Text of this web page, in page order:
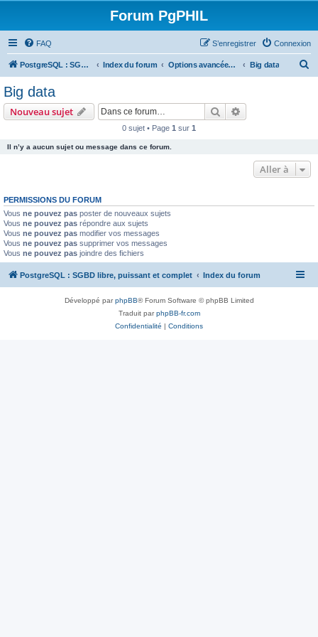
Forum PgPHIL
FAQ Connexion
S’enregistrer
PostgreSQL : SGBD libre, puissant et complet Index du forum Options avancées de PostgreSQL et outils tiers Big data
Big data
Nouveau sujet Rechercher
0 sujet • Page 1 sur 1
Il n’y a aucun sujet ou message dans ce forum.
Aller à
PERMISSIONS DU FORUM
Vous ne pouvez pas poster de nouveaux sujets
Vous ne pouvez pas répondre aux sujets
Vous ne pouvez pas modifier vos messages
Vous ne pouvez pas supprimer vos messages
Vous ne pouvez pas joindre des fichiers
PostgreSQL : SGBD libre, puissant et complet Index du forum
Développé parphpBB® Forum Software © phpBB Limited
Traduit parphpBB-fr.com
Confidentialité | Conditions